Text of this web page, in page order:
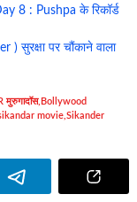
8 : Pushpa के रिकॉर्ड
सुरक्षा पर चौंकाने वाला
मुरुगादॉस, Bollywood
movie Sikander